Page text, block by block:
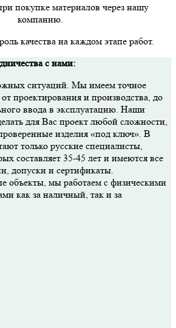
покупке материалов через нашу
компанию.
качества на каждом этапе работ.
с нами:
ситуаций. Мы имеем точное
проектирования и производства, до
ввода в эксплуатацию. Наши
для Вас проект любой сложности,
изделия «под ключ». В
только русские специалисты,
составляет 35-45 лет и имеются все
допуски и сертификаты.
объекты, мы работаем с физическими
как за наличный, так и за